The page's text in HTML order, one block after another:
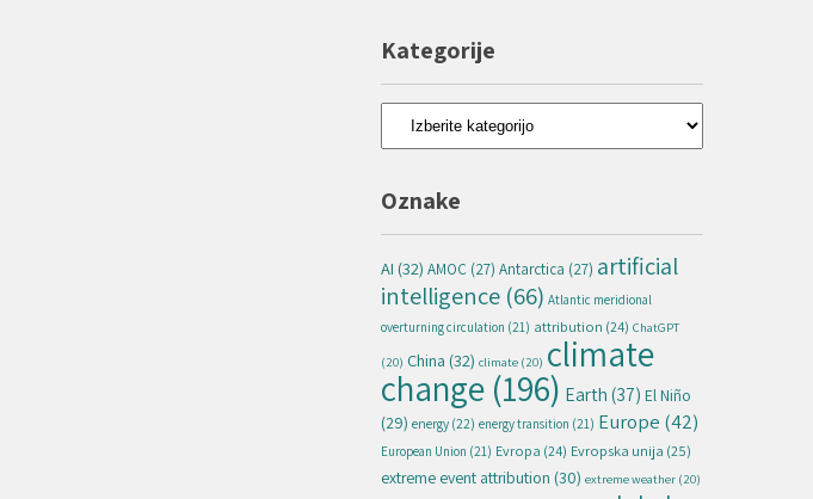
Kategorije
Kategorije
Oznake
AI (32) AMOC (27) Antarctica (27) artificial
intelligence (66) Atlantic meridional
overturning circulation (21) attribution (24) ChatGPT
(20) China (32) climate (20) climate
change (196) Earth (37) El Niño
(29) energy (22) energy transition (21) Europe (42)
European Union (21) Evropa (24) Evropska unija (25)
extreme event attribution (30) extreme weather (20)